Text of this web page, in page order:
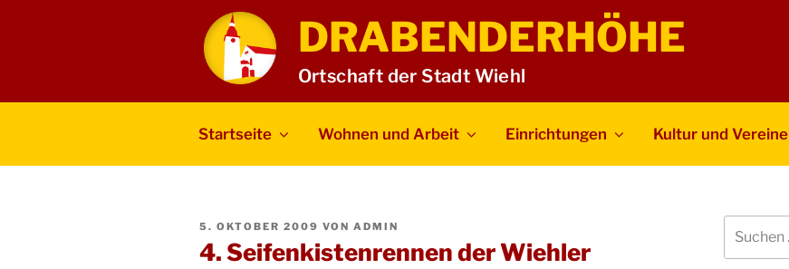
DRABENDERHÖHE
Ortschaft der Stadt Wiehl
Startseite Wohnen und Arbeit Einrichtungen Kultur und Vereine
VERÖFFENTLICHT
5. OKTOBER 2009 VON ADMIN
4. Seifenkistenrennen der Wiehler
nach: